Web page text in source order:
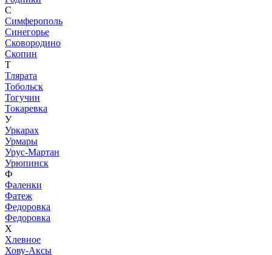
С
Симферополь
Синегорье
Сковородино
Скопин
Т
Тлярата
Тобольск
Тогучин
Токаревка
У
Уркарах
Урмары
Урус-Мартан
Урюпинск
Ф
Фаленки
Фатеж
Федоровка
Федоровка
Х
Хлевное
Хову-Аксы